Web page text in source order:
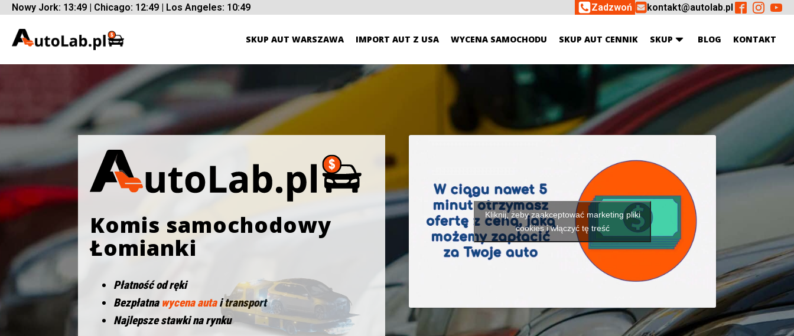
Nowy Jork: 13:49 | Chicago: 12:49 | Los Angeles: 10:49 Zadzwoń kontakt@autolab.pl
SKUP AUT WARSZAWA IMPORT AUT Z USA WYCENA SAMOCHODU SKUP AUT CENNIK SKUP BLOG KONTAKT
Komis samochodowy
Łomianki
Płatność od ręki
Bezpłatna wycena autai transport
Najlepsze stawki na rynku
Kliknij, żeby zaakceptować marketing pliki
cookies i włączyć tę treść